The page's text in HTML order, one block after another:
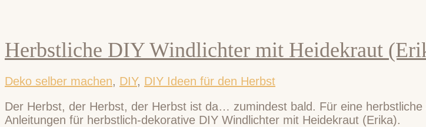
Herbstliche DIY Windlichter mit Heidekraut
Deko selber machen, DIY, DIY Ideen für den Herbst
Der Herbst, der Herbst, der Herbst ist da… zumindest bald. Für eine
Anleitungen für herbstlich-dekorative DIY Windlichter mit Heidekraut (Erika).